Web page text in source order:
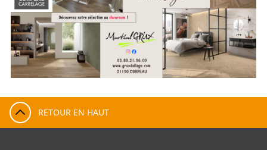
RETOUR EN HAUT